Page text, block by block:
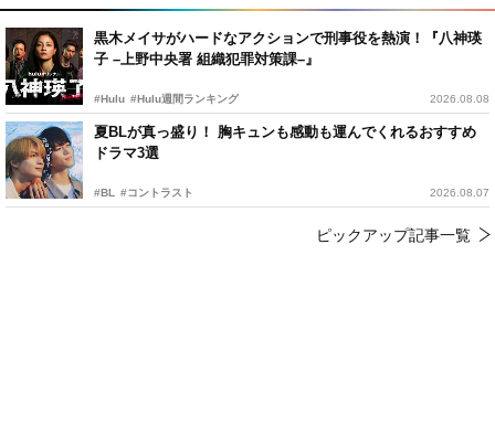
黒木メイサがハードなアクションで刑事役を熱演！『八神瑛
子 –上野中央署 組織犯罪対策課–』
#Hulu #Hulu週間ランキング 2026.08.08
夏BLが真っ盛り！ 胸キュンも感動も運んでくれるおすすめ
ドラマ3選
#BL #コントラスト 2026.08.07
ピックアップ記事一覧